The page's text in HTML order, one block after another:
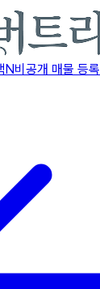
N비공개 매물 등록